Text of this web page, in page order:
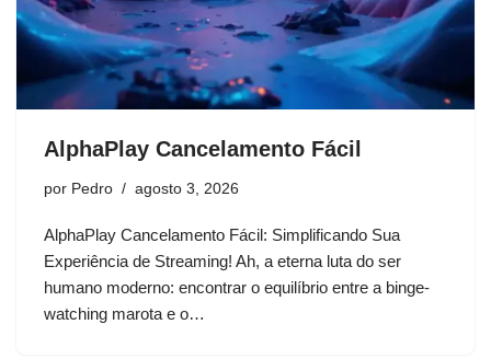
AlphaPlay Cancelamento Fácil
por Pedro agosto 3, 2026
AlphaPlay Cancelamento Fácil: Simplificando Sua
Experiência de Streaming! Ah, a eterna luta do ser
humano moderno: encontrar o equilíbrio entre a binge-
watching marota e o…